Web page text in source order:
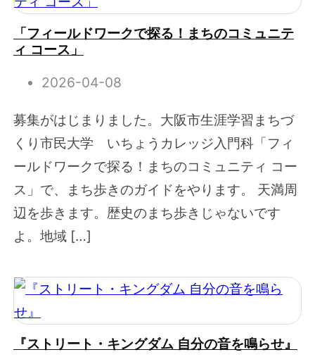
「フィールドワークで探る！まちのコミュニテ
ィ コース」
2026-04-08
募集がはじまりました。大阪市生涯学習まちづ
くり市民大学 いちょうカレッジ入門科「フィ
ールドワークで探る！まちのコミュニティ コー
ス」で、まち歩きのガイドをやります。 天満周
辺を歩きます。歴史のまち歩きじゃないです
よ。地域 […]
『ストリート・キングダム 自分の音を鳴らせ』